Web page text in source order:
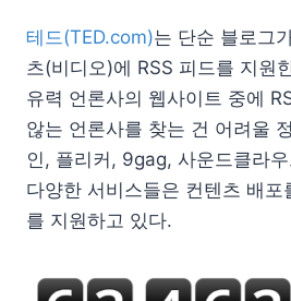
테드(TED.com)는 단순 블로그
츠(비디오)에 RSS 피드를 지원
유력 언론사의 웹사이트 중에
않는 언론사를 찾는 건 어려울
인, 플리커, 9gag, 사운드클라
다양한 서비스들은 컨텐츠 배포
를 지원하고 있다.